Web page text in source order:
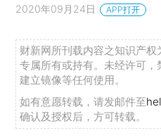
2020年09月24日 APP打开
财新网所刊载内容之知识产
专属所有或持有。未经许可
建立镜像等任何使用。
如有意愿转载，请发邮件至
确认及授权后，方可转载。